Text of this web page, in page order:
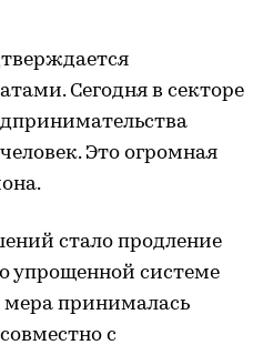
Сегодня в секторе
Это огромная
стало продление
упрощенной системе
мера принималась
с